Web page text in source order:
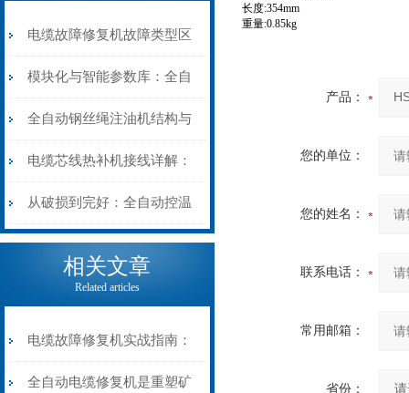
电缆故障修复机故障类型区
分指南：从“绝缘电
阻”到“波形特征”的精准诊
断逻辑
模块化与智能参数库：全自
动电缆修复机的快速换型逻
辑
全自动钢丝绳注油机结构与
工作原理：揭秘高效润滑的
机械密码
电缆芯线热补机接线详解：
从入门到精通
从破损到完好：全自动控温
电缆热补机的核心价值
相关文章
Related articles
电缆故障修复机实战指南：
从“盲测”到“精确定点”的三
全自动电缆修复机是重塑矿
长度:354mm
重量:0.85kg
产品：
您的单位：
您的姓名：
联系电话：
常用邮箱：
省份：